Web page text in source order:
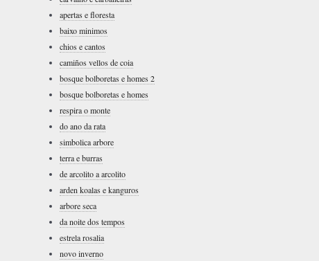
apertas e floresta
baixo minimos
chios e cantos
camiños vellos de coia
bosque bolboretas e homes 2
bosque bolboretas e homes
respira o monte
do ano da rata
simbolica arbore
terra e burras
de arcolito a arcolito
arden koalas e kanguros
arbore seca
da noite dos tempos
estrela rosalia
novo inverno